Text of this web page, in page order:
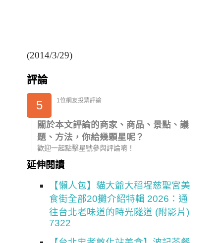
(2014/3/29)
評論
5 1位網友投票評論
關於本文評論的商家、商品、景點、議
題、方法，你給幾顆星呢？
歡迎一起點擊星號參與評論唷！
延伸閱讀
【懶人包】貓大爺大稻埕慈聖宮美
食街全部20攤介紹特輯 2026：通
往台北老味道的時光隧道 (附影片)
7322